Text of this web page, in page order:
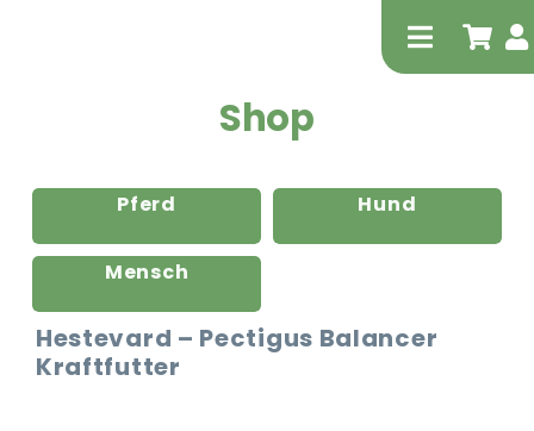
Toggle
Shop
Pferd Hund
Mensch
Hestevard – Pectigus Balancer
Kraftfutter